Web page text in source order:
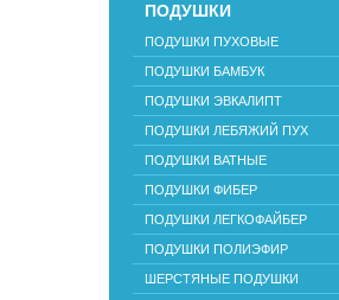
ПОДУШКИ
ПОДУШКИ ПУХОВЫЕ
ПОДУШКИ БАМБУК
ПОДУШКИ ЭВКАЛИПТ
ПОДУШКИ ЛЕБЯЖИЙ ПУХ
ПОДУШКИ ВАТНЫЕ
ПОДУШКИ ФИБЕР
ПОДУШКИ ЛЕГКОФАЙБЕР
ПОДУШКИ ПОЛИЭФИР
ШЕРСТЯНЫЕ ПОДУШКИ